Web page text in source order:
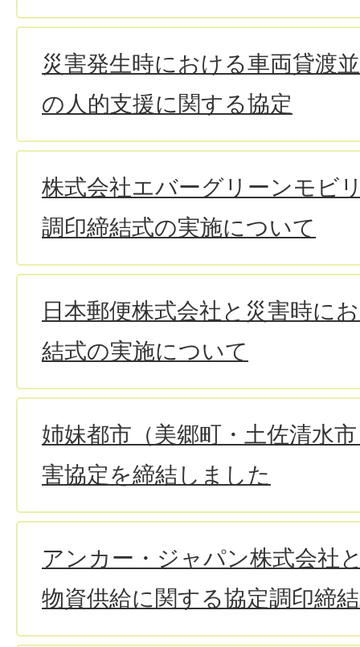
災害発生時における車両貸渡
の人的支援に関する協定
株式会社エバーグリーンモビ
調印締結式の実施について
日本郵便株式会社と災害時に
結式の実施について
姉妹都市（美郷町・土佐清水
害協定を締結しました
アンカー・ジャパン株式会社
物資供給に関する協定調印締